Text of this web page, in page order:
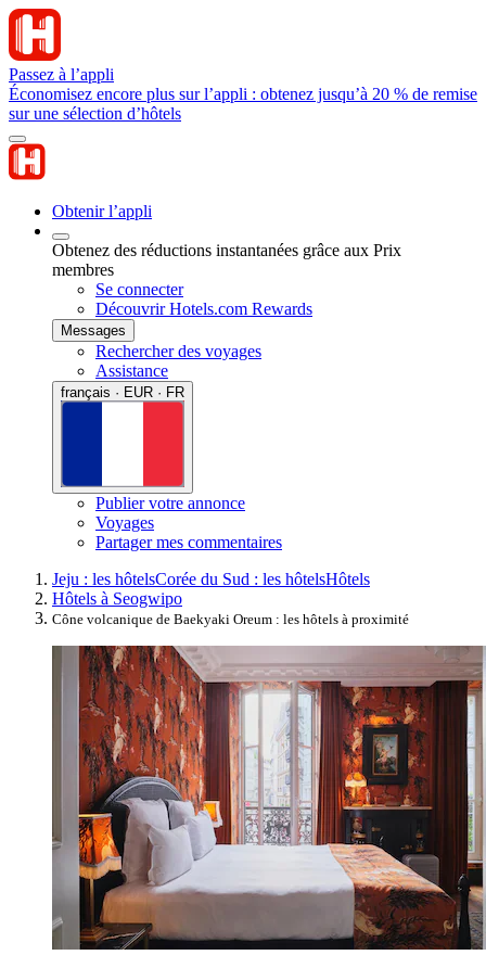
Passez à l’appli
Économisez encore plus sur l’appli : obtenez jusqu’à 20 % de remise
sur une sélection d’hôtels
Obtenir l’appli
Obtenez des réductions instantanées grâce aux Prix
membres
Se connecter
Découvrir Hotels.com Rewards
Messages
Rechercher des voyages
Assistance
français · EUR · FR
Publier votre annonce
Voyages
Partager mes commentaires
Jeju : les hôtelsCorée du Sud : les hôtelsHôtels
Hôtels à Seogwipo
Cône volcanique de Baekyaki Oreum : les hôtels à proximité